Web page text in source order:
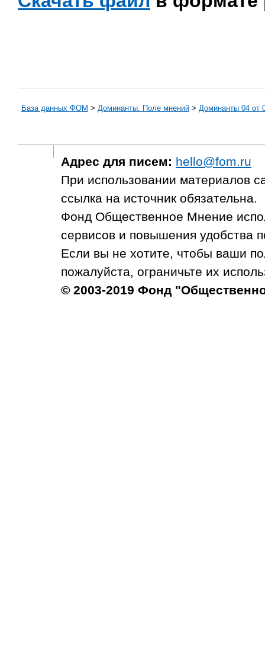
База данных ФОМ > Доминанты. Поле мнений > Доминанты 04 от
Адрес для писем: hello@fom.ru
При использовании материалов
ссылка на источник обязательна.
Фонд Общественное Мнение
сервисов и повышения удобства
Если вы не хотите, чтобы ваши
пожалуйста, ограничьте их
© 2003-2019 Фонд